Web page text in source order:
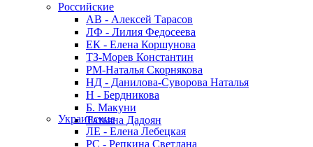
Российские
АВ - Алексей Тарасов
ЛФ - Лилия Федосеева
ЕК - Елена Коршунова
ТЗ-Морев Константин
РМ-Наталья Скорнякова
НД - Данилова-Суворова Наталья
Н - Бердникова
Б. Макуни
Татьяна Дадоян
Украинские
ЛЕ - Елена Лебецкая
РС - Репкина Светлана